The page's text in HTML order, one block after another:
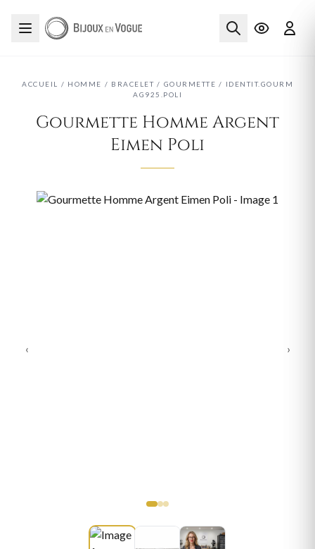
ACCUEIL / HOMME / BRACELET / GOURMETTE / IDENTIT.GOURM
AG925.POLI
Gourmette Homme Argent
Eimen Poli
‹ ›